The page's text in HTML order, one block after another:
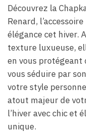
Découvrez la
Renard,
élégance cet hiver.
texture luxueuse,
en vous protégeant
vous séduire par
votre style
atout majeur de
l’hiver avec chic et
unique.